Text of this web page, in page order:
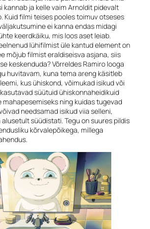
kannab ja kelle vaim Arnoldit pidevalt
Kuid filmi teises pooles toimuv otseses
ei kanna endas midagi
keerdkäiku, mis loos aset leiab.
lühifilmist üle kantud element on
mõjub filmist eraldiseisva asjana, siis
keskenduda? Võrreldes Ramiro looga
huvitavam, kuna tema areng käsitleb
kus ühiskond, võimukad isikud või
süütuid ühiskonnaheidikuid
ning kuidas tugevad
needsamad isikud viia selleni,
süüdistati. Tegu on suures pildis
kõrvalepõikega, millega